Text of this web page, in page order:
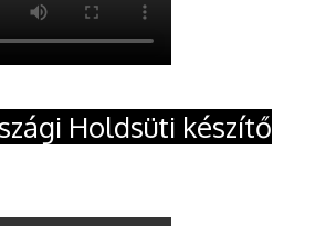
Holdsüti készítő